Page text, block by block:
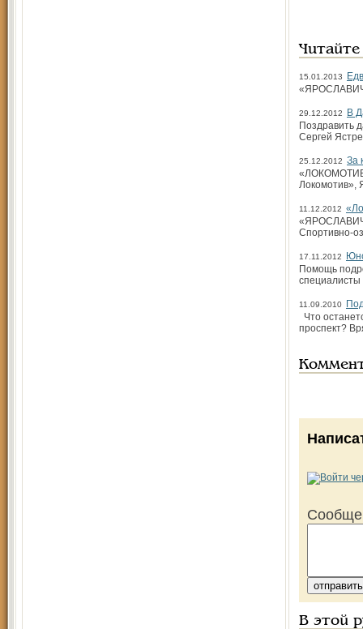
15.01.2013
29.12.2012
В
Поздравить
Сергей
25.12.2012 За
Локомотив»,
11.12.2012
Спортивно-
17.11.2012
Помощь
специалисты
11.09.2010
Что
проспект?
В этой